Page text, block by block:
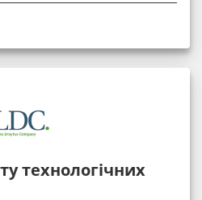
технологічних